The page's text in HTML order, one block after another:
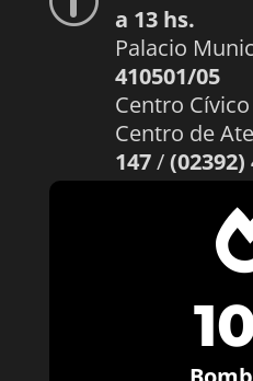
a 13 hs.
Palacio
410501/05
Centro Cívico
Centro de
147/(02392)